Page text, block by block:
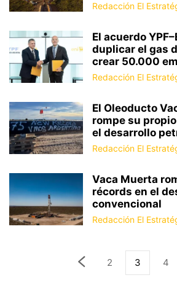
Redacción El
El acuerdo
duplicar el gas
crear 50.000
Redacción El
El Oleoducto
rompe su
el desarrollo
Redacción El
Vaca Muerta
récords en el
convencional
Redacción El
2 3 4